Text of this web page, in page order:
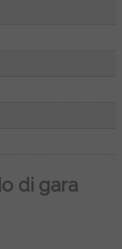
di gara